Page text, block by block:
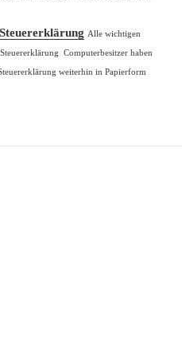
Alle wichtigen
Computerbesitzer haben
weiterhin in Papierform